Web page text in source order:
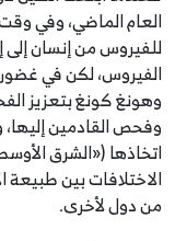
العام الماضي، وفي
للفيروس من إنسان
الفيروس، لكن في
وهونغ كونغ بتعزيز
وفحص القادمين
اتخاذها («الشرق
الاختلافات بين طبيعة
من دول لأخرى.